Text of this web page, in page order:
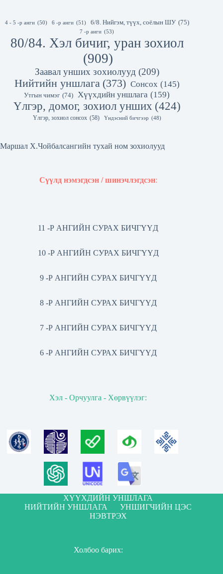
4 - 5 -р анги (50) 6 -р анги (51) 6/8. Нийгэм, түүх, соёлын ШУ (75)
7 -р анги (53)
80/84. Хэл бичиг, уран зохиол
(909)
Заавал унших зохиолууд (209)
Нийтийн уншлага (373) Сонсох (145)
Утгын чимэг (74) Хүүхдийн уншлага (159)
Үлгэр, домог, зохиол унших (424)
Үлгэр, зохиол сонсох (58) Үндэсний бичгээр (48)
Маршал Х.Чойбалсангийн тухай ном зохиолууд
Сүүлд нэмэгдсэн / шинэчлэгдсэн:
11 -Р АНГИЙН СУРАХ БИЧГҮҮД
10 -Р АНГИЙН СУРАХ БИЧГҮҮД
9 -Р АНГИЙН СУРАХ БИЧГҮҮД
8 -Р АНГИЙН СУРАХ БИЧГҮҮД
7 -Р АНГИЙН СУРАХ БИЧГҮҮД
6 -Р АНГИЙН СУРАХ БИЧГҮҮД
Хэл - Орчуулга - Хөрвүүлэг:
ХҮҮХДИЙН УНШЛАГА
НИЙТИЙН УНШЛАГА
УНШИГЧИЙН ЦЭС
НЭВТРЭХ
Холбоо барих: